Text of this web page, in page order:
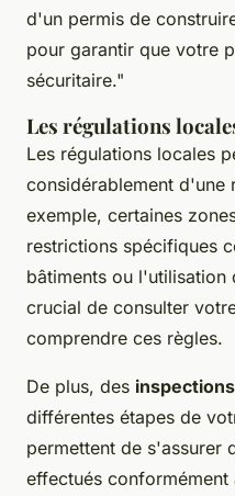
d'un permis de
pour garantir que votre
sécuritaire."
Les régulations
Les régulations locales
considérablement d'une
exemple, certaines
restrictions spécifiques
bâtiments ou l'utilisation
crucial de consulter
comprendre ces règles.
De plus, des inspections
différentes étapes de
permettent de s'assurer
effectués